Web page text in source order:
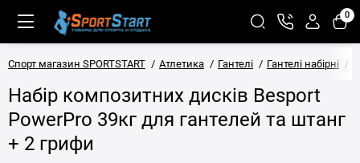
0
Спорт магазин SPORTSTART Атлетика Гантелі Гантелі набірні
Набір композитних дисків Besport
PowerPro 39кг для гантелей та штанг
+ 2 грифи